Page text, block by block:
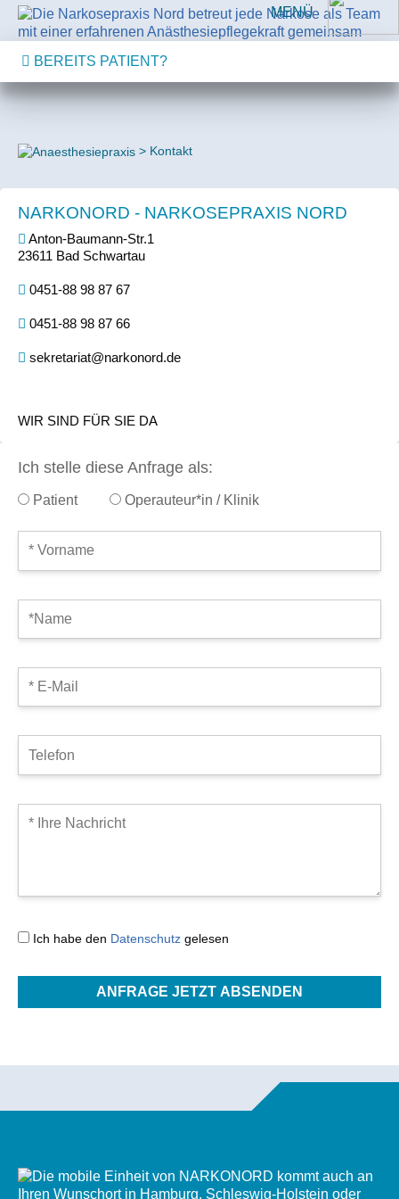
BEREITS PATIENT?
MENÜ
Kontakt
NARKONORD - NARKOSEPRAXIS NORD
Anton-Baumann-Str.1
23611 Bad Schwartau
0451-88 98 87 67
0451-88 98 87 66
sekretariat@narkonord.de
WIR SIND FÜR SIE DA
Ich stelle diese Anfrage als:
Patient Operauteur*in / Klinik
Ich habe den Datenschutz gelesen
ANFRAGE JETZT ABSENDEN